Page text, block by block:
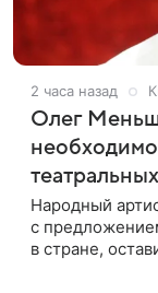
2 часа назад
Олег
Народный
с
в стране,